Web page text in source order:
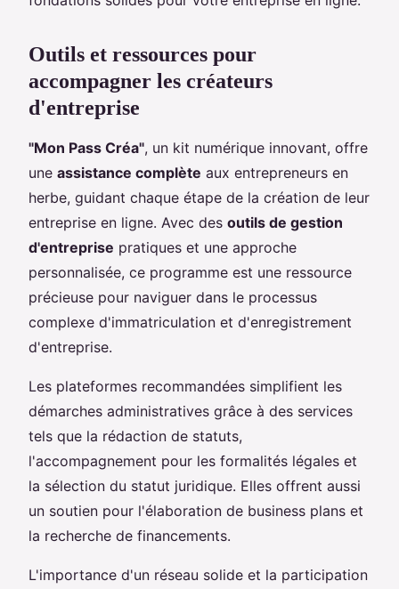
Outils et ressources pour
accompagner les créateurs
d'entreprise
"Mon Pass Créa", un kit numérique innovant, offre
une assistance complète aux entrepreneurs en
herbe, guidant chaque étape de la création de leur
entreprise en ligne. Avec des outils de gestion
d'entreprise pratiques et une approche
personnalisée, ce programme est une ressource
précieuse pour naviguer dans le processus
complexe d'immatriculation et d'enregistrement
d'entreprise.
Les plateformes recommandées simplifient les
démarches administratives grâce à des services
tels que la rédaction de statuts,
l'accompagnement pour les formalités légales et
la sélection du statut juridique. Elles offrent aussi
un soutien pour l'élaboration de business plans et
la recherche de financements.
L'importance d'un réseau solide et la participation